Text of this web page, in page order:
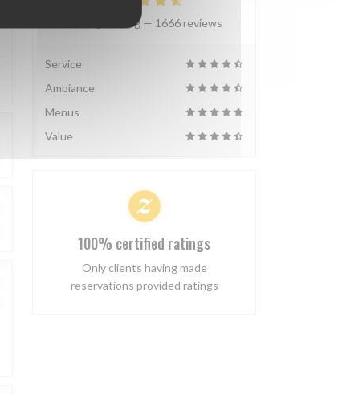
Average rating — 1666 reviews
Service
Ambiance
Menus
Value
100% certified ratings
Only clients having made
reservations provided ratings